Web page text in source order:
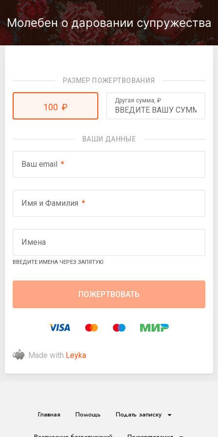
Молебен о даровании супружества
РАЗМЕР ПОЖЕРТВОВАНИЯ
100 ₽
Другая сумма, ₽
ВАШИ ДАННЫЕ
Ваш email
Имя и Фамилия
Имена
ВВЕДИТЕ ИМЕНА ЧЕРЕЗ ЗАПЯТУЮ
Made with Leyka
Главная Помощь Подать записку